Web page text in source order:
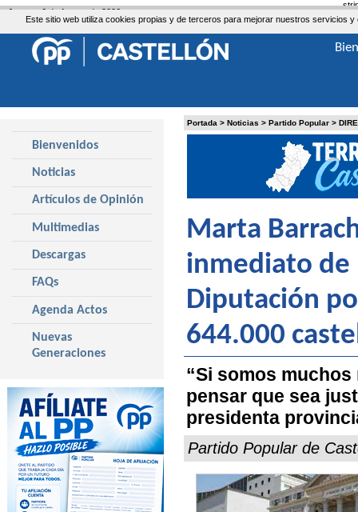
Este sitio web utiliza cookies propias y de terceros para mejorar nuestros servicios
Portada > Noticias > Partido Popular >
Marta
inmediato de
Diputación
644.000
“Si somos
pensar que sea
presidenta
Partido Popular de
Bienvenidos
Noticias
Artículos de Opinión
Multimedias
Descargas
FAQs
Agenda Actos
Nuevas
Generaciones
Jueves, 6 de Agosto de 2026